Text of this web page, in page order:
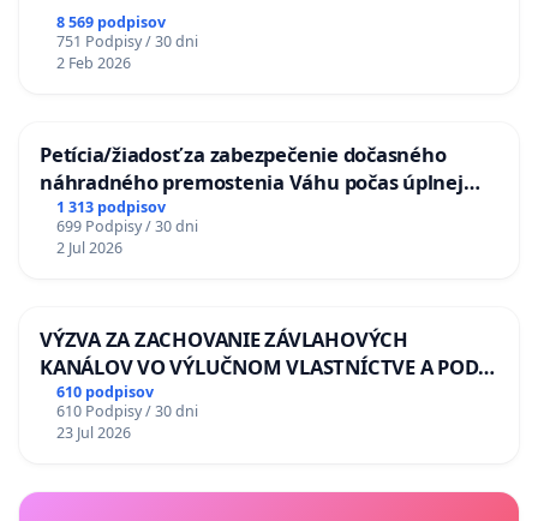
8 569 podpisov
751 Podpisy / 30 dni
2 Feb 2026
Petícia/žiadosť za zabezpečenie dočasného
náhradného premostenia Váhu počas úplnej
uzávery Vážskeho mosta v Komárne
1 313 podpisov
699 Podpisy / 30 dni
2 Jul 2026
VÝZVA ZA ZACHOVANIE ZÁVLAHOVÝCH
KANÁLOV VO VÝLUČNOM VLASTNÍCTVE A POD
KONTROLOU SLOVENSKEJ REPUBLIKY & žiadosť
na riešenie zanedbaného stavu závlahových a
odvodňovacích kanálov na Slovensku
610 podpisov
610 Podpisy / 30 dni
23 Jul 2026